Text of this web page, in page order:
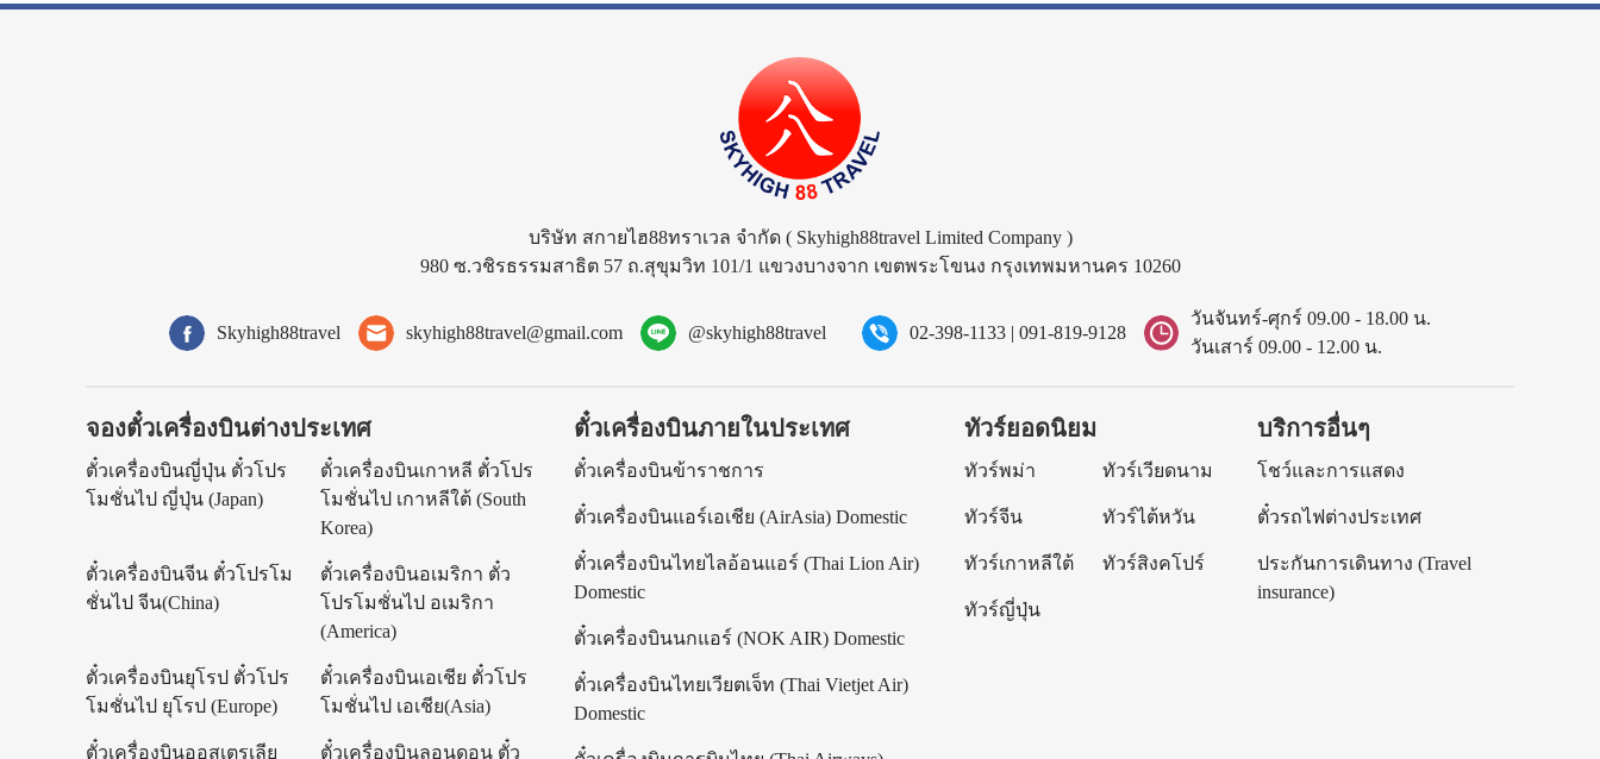
บริษัท สกายไฮ88ทราเวล จำกัด ( Skyhigh88travel Limited Company )
980 ซ.วชิรธรรมสาธิต 57 ถ.สุขุมวิท 101/1 แขวงบางจาก เขตพระโขนง กรุงเทพมหานคร 10260
Skyhigh88travel skyhigh88travel@gmail.com @skyhigh88travel 02-398-1133 | 091-819-9128
วันจันทร์-ศุกร์ 09.00 - 18.00 น.
วันเสาร์ 09.00 - 12.00 น.
จองตั๋วเครื่องบินต่างประเทศ
ตั๋วเครื่องบินญี่ปุ่น ตั๋วโปร
โมชั่นไป ญี่ปุ่น (Japan)
ตั๋วเครื่องบินเกาหลี ตั๋วโปร
โมชั่นไป เกาหลีใต้ (South
Korea)
ตั๋วเครื่องบินจีน ตั๋วโปรโม
ชั่นไป จีน(China)
ตั๋วเครื่องบินอเมริกา ตั๋ว
โปรโมชั่นไป อเมริกา
(America)
ตั๋วเครื่องบินยุโรป ตั๋วโปร
โมชั่นไป ยุโรป (Europe)
ตั๋วเครื่องบินเอเชีย ตั๋วโปร
โมชั่นไป เอเชีย(Asia)
ตั๋วเครื่องบินออสเตรเลีย ตั๋วเครื่องบินลอนดอน ตั๋ว
ตั๋วเครื่องบินภายในประเทศ
ตั๋วเครื่องบินข้าราชการ
ตั๋วเครื่องบินแอร์เอเชีย (AirAsia) Domestic
ตั๋วเครื่องบินไทยไลอ้อนแอร์ (Thai Lion Air)
Domestic
ตั๋วเครื่องบินนกแอร์ (NOK AIR) Domestic
ตั๋วเครื่องบินไทยเวียตเจ็ท (Thai Vietjet Air)
Domestic
ทัวร์ยอดนิยม
ทัวร์พม่า ทัวร์เวียดนาม
ทัวร์จีน ทัวร์ไต้หวัน
ทัวร์เกาหลีใต้ ทัวร์สิงคโปร์
ทัวร์ญี่ปุ่น
บริการอื่นๆ
โชว์และการแสดง
ตั๋วรถไฟต่างประเทศ
ประกันการเดินทาง (Travel
insurance)